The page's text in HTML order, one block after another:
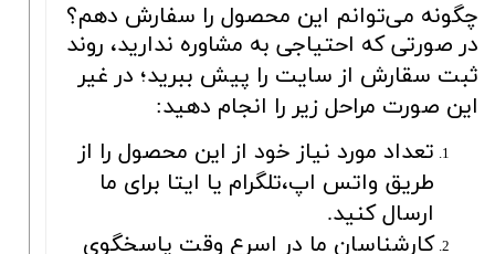
چگونه می‌توانم این محصول را سفارش دهم؟
در صورتی که احتیاجی به مشاوره ندارید، روند
ثبت سقارش از سایت را پیش ببرید؛ در غیر
این صورت مراحل زیر را انجام دهید:
تعداد مورد نیاز خود از این محصول را از
طریق واتس اپ،تلگرام یا ایتا برای ما
ارسال کنید.
کارشناسان ما در اسرع وقت پاسخگوی